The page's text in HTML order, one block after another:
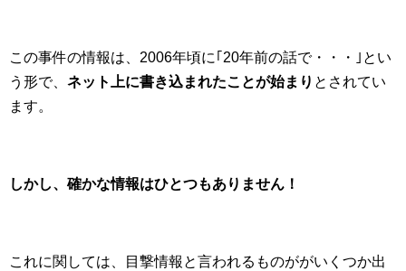
この事件の情報は、2006年頃に｢20年前の話で・・・｣とい
う形で、 ネット上に書き込まれたことが始まり とされてい
ます。
しかし、確かな情報はひとつもありません！
これに関しては、目撃情報と言われるものががいくつか出